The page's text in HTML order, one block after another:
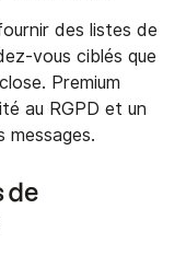
des listes de
vous ciblés que
Premium
au RGPD et un
messages.
de